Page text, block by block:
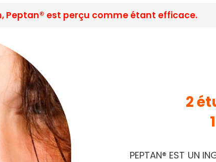
Peptan® est perçu comme étant efficace.
2
PEPTAN® EST UN